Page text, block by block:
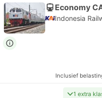
Economy
Indonesia
Inclusief
1 extra